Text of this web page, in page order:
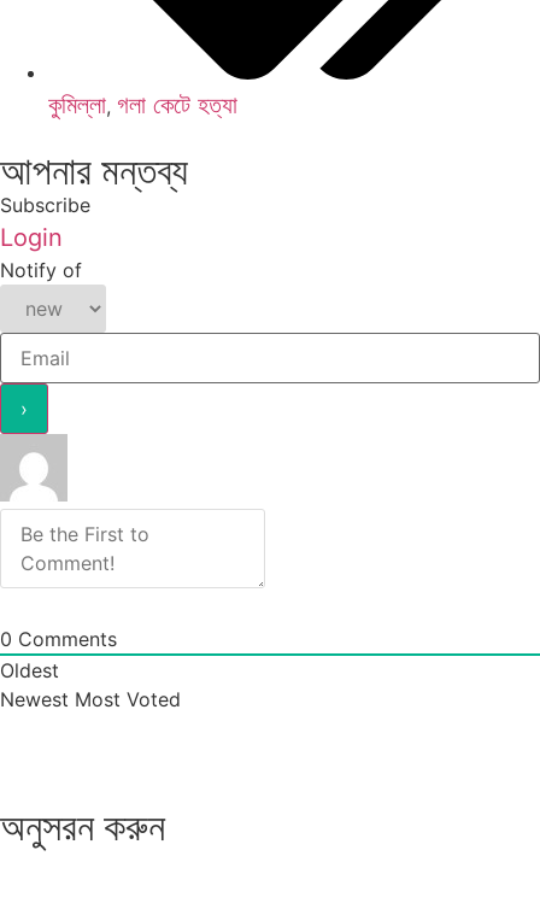
কুমিল্লা, গলা কেটে হত্যা
আপনার মন্তব্য
Subscribe
Login
Notify of
0 Comments
Oldest
Newest Most Voted
অনুসরন করুন